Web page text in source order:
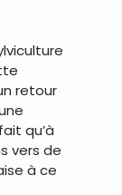
retour
qu’à
vers de
à ce